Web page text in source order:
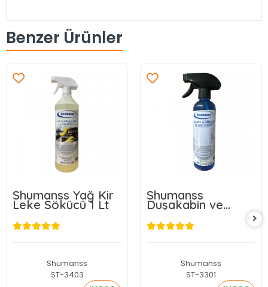
Benzer Ürünler
Shumanss Yağ Kir
Leke Sökücü 1 Lt
Shumanss
ST-3403
Shumanss
Duşakabin ve
Armatür
Temizleyici 1 Lt
Shumanss
ST-3301